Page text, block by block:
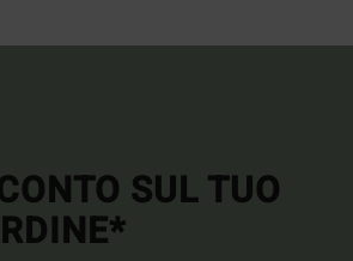
SUL TUO